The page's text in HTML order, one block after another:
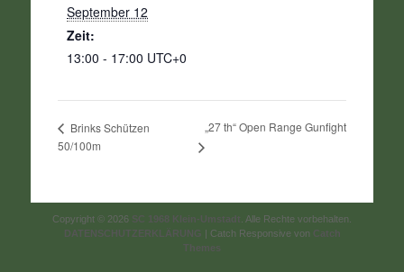
September 12
Zeit:
13:00 - 17:00 UTC+0
Brinks Schützen
50/100m
„27 th“ Open Range Gunfight
Copyright © 2026 SC 1968 Klein-Umstadt . Alle Rechte vorbehalten.
DATENSCHUTZERKLÄRUNG | Catch Responsive von Catch
Themes